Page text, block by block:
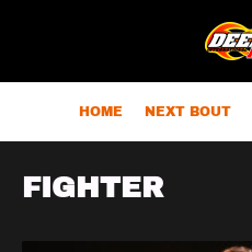
HOME NEXT BOUT
FIGHTER